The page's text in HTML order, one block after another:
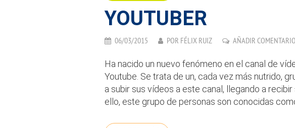
YOUTUBER
06/03/2015 POR FÉLIX RUIZ AÑADIR COMENTARIO
Ha nacido un nuevo fenómeno en el canal de
Youtube. Se trata de un, cada vez más nutrido,
a subir sus vídeos a este canal, llegando a
ello, este grupo de personas son conocidas